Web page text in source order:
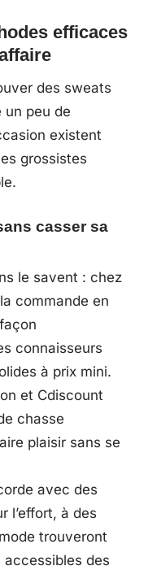
efficaces
des sweats
un peu de
existent
grossistes
casser sa
le savent : chez
commande en
connaisseurs
à prix mini.
et Cdiscount
chasse
plaisir sans se
avec des
l’effort, à des
trouveront
accessibles des